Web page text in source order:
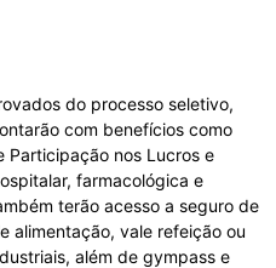
do processo seletivo,
com benefícios como
Participação nos Lucros e
farmacológica e
terão acesso a seguro de
alimentação, vale refeição ou
além de gympass e